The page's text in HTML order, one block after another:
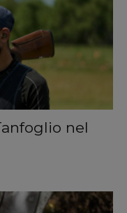
nel